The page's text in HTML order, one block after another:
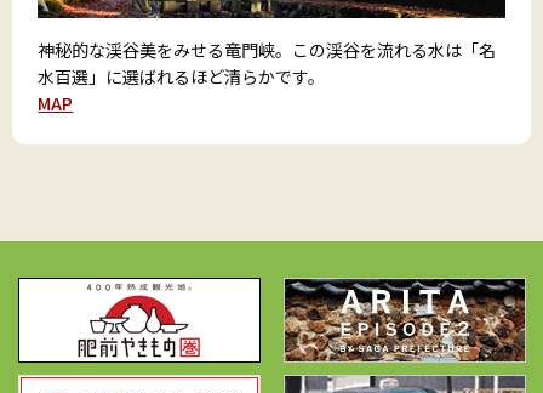
神秘的な渓谷美をみせる竜門峡。この渓谷を流れる水は「名
水百選」に選ばれるほど清らかです。
MAP